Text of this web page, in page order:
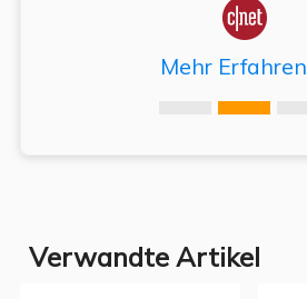

Mehr Erfahren
Verwandte Artikel